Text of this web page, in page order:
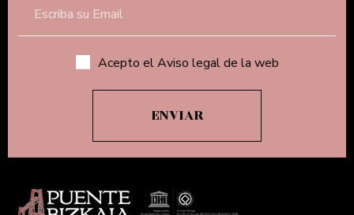
Acepto el Aviso legal de la web